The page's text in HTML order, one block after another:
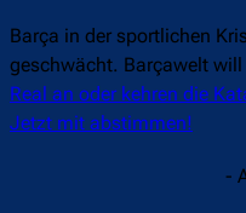
Barça in der sportlichen
geschwächt. Barçawelt will
Real an oder kehren die
Jetzt mit abstimmen!
-